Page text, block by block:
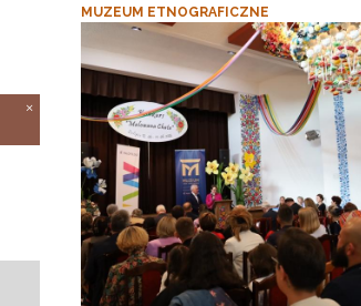
MUZEUM ETNOGRAFICZNE